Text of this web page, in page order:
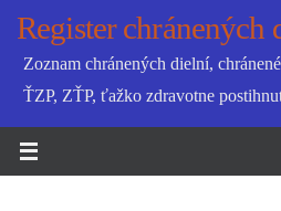
SkipRegister chránených
Zoznam chránených dielní,
ŤZP, ZŤP, ťažko zdravotne